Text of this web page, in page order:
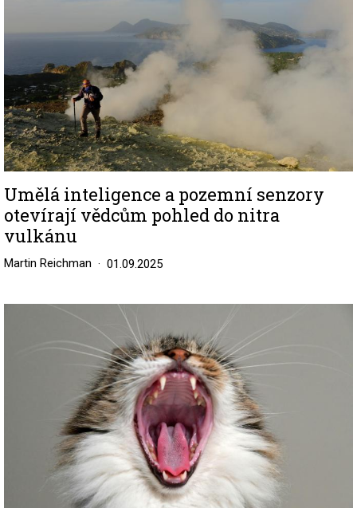
Umělá inteligence a pozemní senzory
otevírají vědcům pohled do nitra
vulkánu
Martin Reichman 01.09.2025